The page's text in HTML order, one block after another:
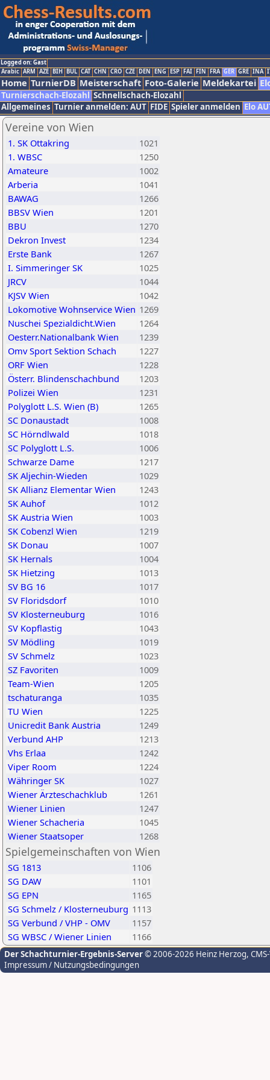
Logged on: Gast
Arabic ARM AZE BIH BUL CAT CHN CRO CZE DEN ENG ESP FAI FIN FRA GER GRE INA
Home TurnierDB Meisterschaft Foto-Galerie Meldekartei
Turnierschach-Elozahl Schnellschach-Elozahl
Allgemeines Turnier anmelden: AUT FIDE Spieler anmelden Elo
Vereine von Wien
1. SK Ottakring
1021
1. WBSC
1250
Amateure
1002
Arberia
1041
BAWAG
1266
BBSV Wien
1201
BBU
1270
Dekron Invest
1234
Erste Bank
1267
I. Simmeringer SK
1025
JRCV
1044
KJSV Wien
1042
Lokomotive Wohnservice Wien 1269
Nuschei Spezialdicht.Wien
1264
Oesterr.Nationalbank Wien
1239
Omv Sport Sektion Schach
1227
ORF Wien
1228
Österr. Blindenschachbund
1203
Polizei Wien
1231
Polyglott L.S. Wien (B)
1265
SC Donaustadt
1008
SC Hörndlwald
1018
SC Polyglott L.S.
1006
Schwarze Dame
1217
SK Aljechin-Wieden
1029
SK Allianz Elementar Wien
1243
SK Auhof
1012
SK Austria Wien
1003
SK Cobenzl Wien
1219
SK Donau
1007
SK Hernals
1004
SK Hietzing
1013
SV BG 16
1017
SV Floridsdorf
1010
SV Klosterneuburg
1016
SV Kopflastig
1043
SV Mödling
1019
SV Schmelz
1023
SZ Favoriten
1009
Team-Wien
1205
tschaturanga
1035
TU Wien
1225
Unicredit Bank Austria
1249
Verbund AHP
1213
Vhs Erlaa
1242
Viper Room
1224
Währinger SK
1027
Wiener Ärzteschachklub
1261
Wiener Linien
1247
Wiener Schacheria
1045
Wiener Staatsoper
1268
Spielgemeinschaften von Wien
SG 1813
1106
SG DAW
1101
SG EPN
1165
SG Schmelz / Klosterneuburg 1113
SG Verbund / VHP - OMV
1157
SG WBSC / Wiener Linien
1166
Der Schachturnier-Ergebnis-Server© 2006-2026 Heinz Herzog,
Impressum / Nutzungsbedingungen